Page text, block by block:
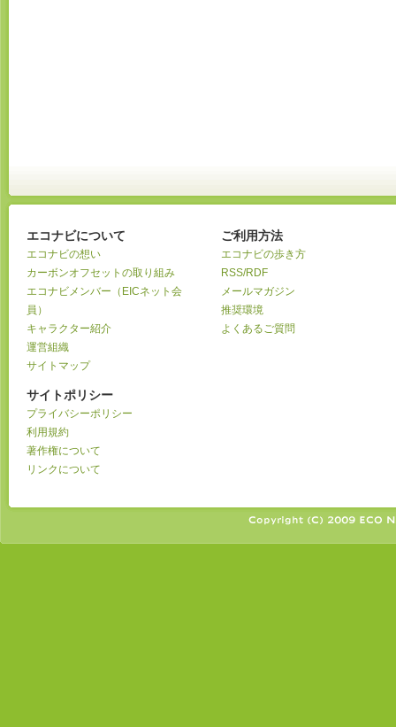
エコナビについて
エコナビの想い
カーボンオフセットの取り組み
エコナビメンバー（EICネット会
員）
キャラクター紹介
運営組織
サイトマップ
サイトポリシー
プライバシーポリシー
利用規約
著作権について
リンクについて
ご利用方法
エコナビの歩き方
RSS/RDF
メールマガジン
推奨環境
よくあるご質問